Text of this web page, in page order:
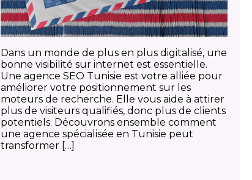
Dans un monde de plus en plus digitalisé, une
bonne visibilité sur internet est essentielle.
Une agence SEO Tunisie est votre alliée pour
améliorer votre positionnement sur les
moteurs de recherche. Elle vous aide à attirer
plus de visiteurs qualifiés, donc plus de clients
potentiels. Découvrons ensemble comment
une agence spécialisée en Tunisie peut
transformer […]